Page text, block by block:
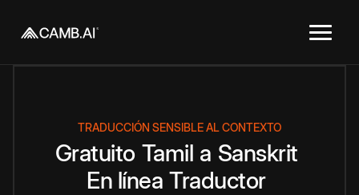
TRADUCCIÓN SENSIBLE AL CONTEXTO
Gratuito Tamil a Sanskrit
En línea Traductor